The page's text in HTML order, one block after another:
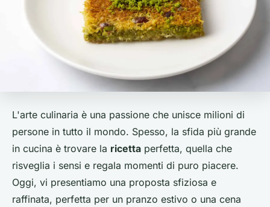
L'arte culinaria è una passione che unisce milioni di
persone in tutto il mondo. Spesso, la sfida più grande
in cucina è trovare la ricetta perfetta, quella che
risveglia i sensi e regala momenti di puro piacere.
Oggi, vi presentiamo una proposta sfiziosa e
raffinata, perfetta per un pranzo estivo o una cena